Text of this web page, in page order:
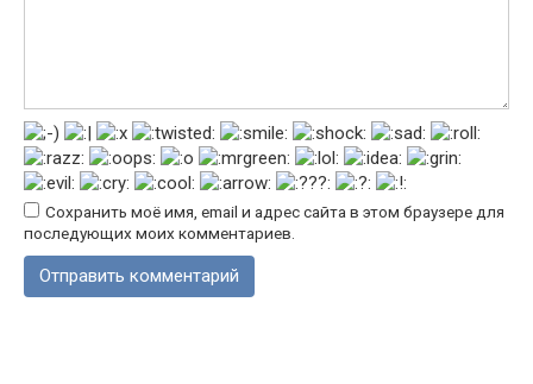
Сохранить моё имя, email и адрес сайта в этом браузере для
последующих моих комментариев.